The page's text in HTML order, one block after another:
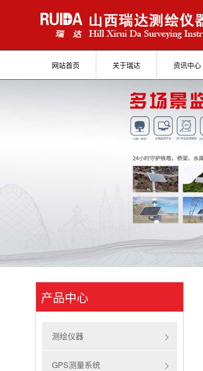
网站首页 关于瑞达 资讯中心
产品中心
测绘仪器
GPS测量系统